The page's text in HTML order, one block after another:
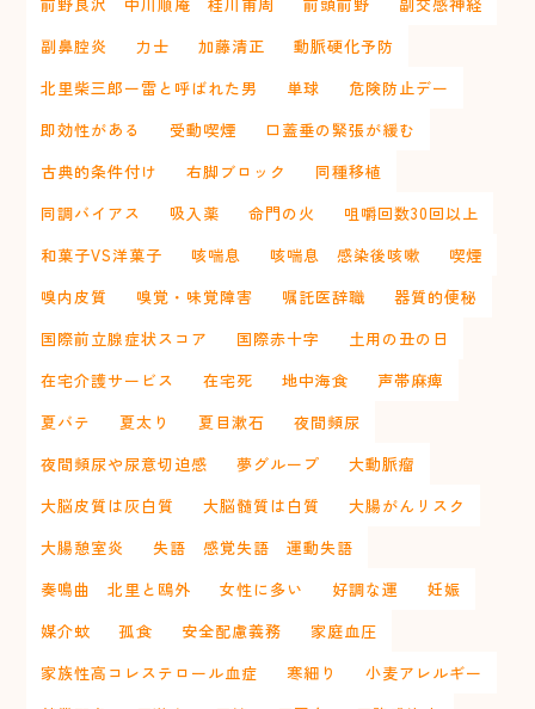
副鼻腔炎
力士 加藤清正
動脈硬化予防
北里柴三郎ー雷と呼ばれた男
単球
危険防止デー
即効性がある
受動喫煙
口蓋垂の緊張が緩む
古典的条件付け
右脚ブロック
同種移植
同調バイアス
吸入薬 命門の火
咀嚼回数30回以上
和菓子VS洋菓子
咳喘息 咳喘息 感染後咳嗽
喫煙
嗅内皮質
嗅覚・味覚障害 嘱託医辞職
器質的便秘
国際前立腺症状スコア
国際赤十字
土用の丑の日
在宅介護サービス
在宅死 地中海食
声帯麻痺
夏バテ
夏太り 夏目漱石
夜間頻尿
夜間頻尿や尿意切迫感
夢グループ
大動脈瘤
大脳皮質は灰白質
大脳髄質は白質
大腸がんリスク
大腸憩室炎
失語 感覚失語 運動失語
奏鳴曲 北里と鴎外
女性に多い 好調な運
妊娠
媒介蚊
孤食 安全配慮義務
家庭血圧
家族性高コレステロール血症
寒細り
小麦アレルギー